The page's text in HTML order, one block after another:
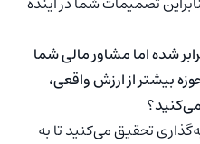
شده اما مشاور مالی شما
بیشتر از ارزش واقعی،
تحقیق می‌کنید تا به